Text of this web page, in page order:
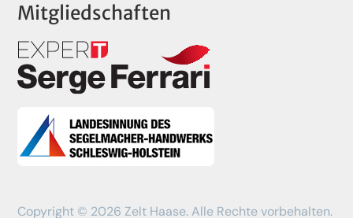
Mitgliedschaften
Copyright © 2026 Zelt Haase. Alle Rechte vorbehalten.